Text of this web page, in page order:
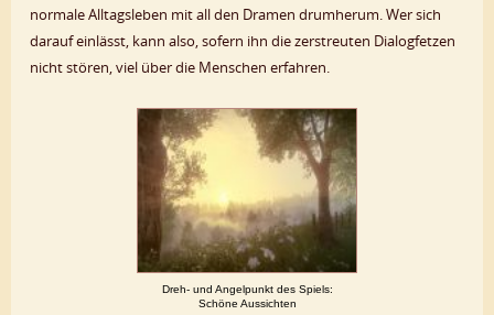
normale Alltagsleben mit all den Dramen drumherum. Wer sich
darauf einlässt, kann also, sofern ihn die zerstreuten Dialogfetzen
nicht stören, viel über die Menschen erfahren.
Dreh- und Angelpunkt des Spiels:
Schöne Aussichten